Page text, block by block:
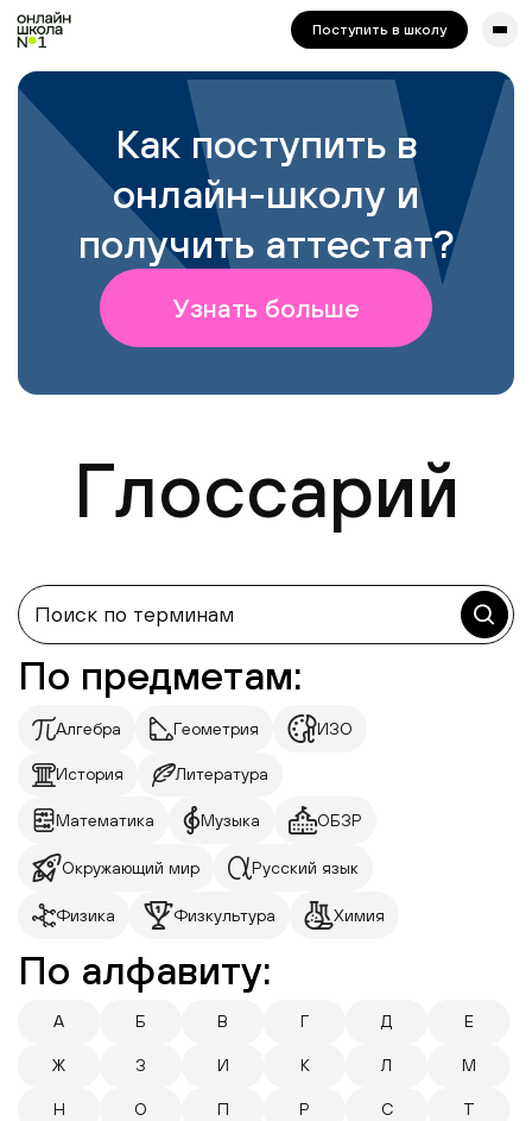
сайта. Для корректной работы попробуйте отключить VPN.
Поступить в школу
Как поступить в
онлайн-школу и
получить аттестат?
Узнать больше
Глоссарий
По предметам:
Алгебра Геометрия ИЗО
История Литература
Математика Музыка ОБЗР
Окружающий мир Русский язык
Физика Физкультура Химия
По алфавиту:
А Б В Г Д Е
Ж З И К Л М
Н О П Р С Т